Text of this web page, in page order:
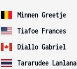
Minnen Greetje
Tiafoe Frances
Diallo Gabriel
Tararudee Lanlana